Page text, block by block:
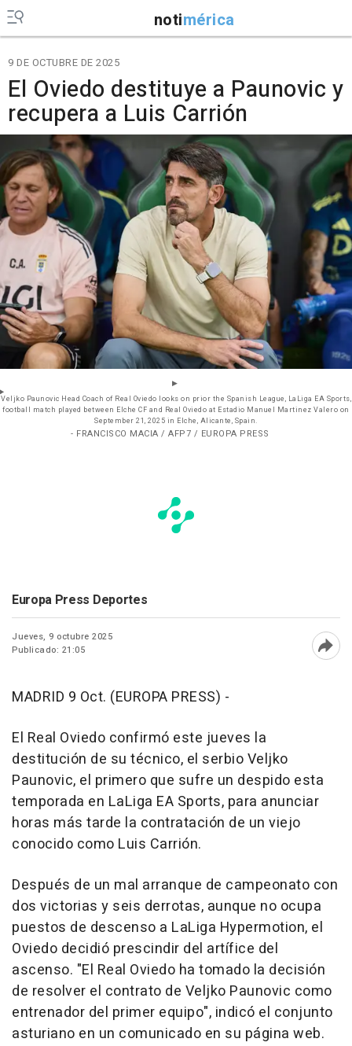
notimérica
9 DE OCTUBRE DE 2025
El Oviedo destituye a Paunovic y
recupera a Luis Carrión
Veljko Paunovic Head Coach of Real Oviedo looks on prior the Spanish League, LaLiga EA Sports,
football match played between Elche CF and Real Oviedo at Estadio Manuel Martinez Valero on
September 21, 2025 in Elche, Alicante, Spain.
- FRANCISCO MACIA / AFP7 / EUROPA PRESS
Europa Press Deportes
Jueves, 9 octubre 2025
Publicado: 21:05
MADRID 9 Oct. (EUROPA PRESS) -
El Real Oviedo confirmó este jueves la
destitución de su técnico, el serbio Veljko
Paunovic, el primero que sufre un despido esta
temporada en LaLiga EA Sports, para anunciar
horas más tarde la contratación de un viejo
conocido como Luis Carrión.
Después de un mal arranque de campeonato con
dos victorias y seis derrotas, aunque no ocupa
puestos de descenso a LaLiga Hypermotion, el
Oviedo decidió prescindir del artífice del
ascenso. "El Real Oviedo ha tomado la decisión
de resolver el contrato de Veljko Paunovic como
entrenador del primer equipo", indicó el conjunto
asturiano en un comunicado en su página web.